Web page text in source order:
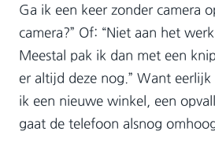
Ga ik een keer zonder camera
camera?” Of: “Niet aan het
Meestal pak ik dan met een
er altijd deze nog.” Want
ik een nieuwe winkel, een
gaat de telefoon alsnog